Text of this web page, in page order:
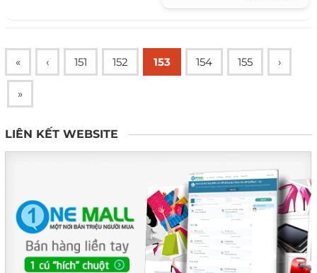
« ‹ 151 152 153 154 155 ›
»
LIÊN KẾT WEBSITE